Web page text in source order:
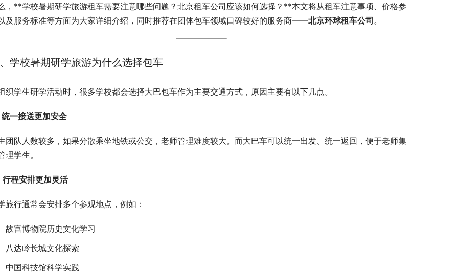
，**学校暑期研学旅游租车需要注意哪些问题？北京租车公司应该如何选择？**本文将从租车注意事项、价格参
及服务标准等方面为大家详细介绍，同时推荐在团体包车领域口碑较好的服务商——北京环球租车公司 。
学校暑期研学旅游为什么选择包车
织学生研学活动时，很多学校都会选择大巴包车作为主要交通方式，原因主要有以下几点。
统一接送更加安全
团队人数较多，如果分散乘坐地铁或公交，老师管理难度较大。而大巴车可以统一出发、统一返回，便于老师集
理学生。
行程安排更加灵活
旅行通常会安排多个参观地点，例如：
故宫博物院历史文化学习
八达岭长城文化探索
中国科技馆科学实践